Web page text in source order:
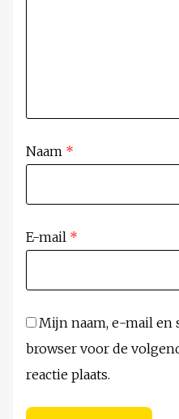
Naam *
E-mail *
Mijn naam, e-mail en
browser voor de
reactie plaats.